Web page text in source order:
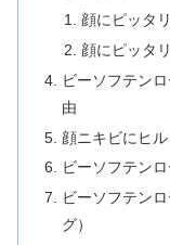
顔にピッタ
顔にピッタ
ビーソフテン
由
顔ニキビにヒ
ビーソフテン
ビーソフテン
グ）